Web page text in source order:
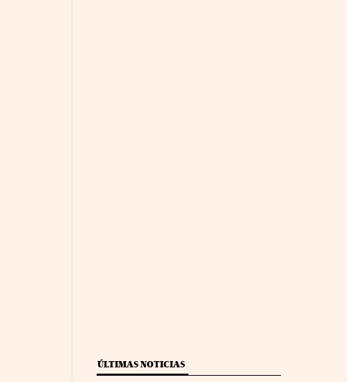
ÚLTIMAS NOTICIAS